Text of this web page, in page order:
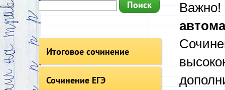
Итоговое сочинение
Сочинение ЕГЭ
Важно!